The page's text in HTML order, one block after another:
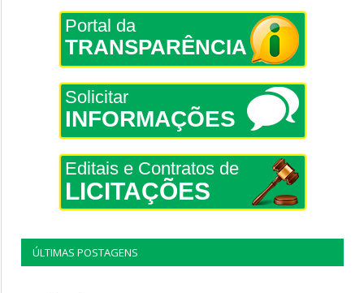
Portal da
TRANSPARÊNCIA
Solicitar
INFORMAÇÕES
Editais e Contratos de
LICITAÇÕES
ÚLTIMAS POSTAGENS